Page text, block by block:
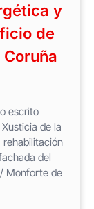
y
de
escrito
de la
rehabilitación
del
Monforte de